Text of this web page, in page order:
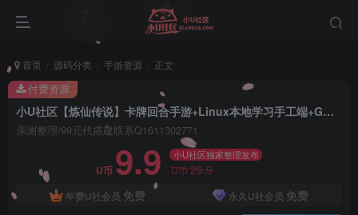
首页 源码分类 手游资源 正文
小U社区【炼仙传说】卡牌回合手游+Linux本地学习手工端+GM授权后台+安卓苹果双端+搭建视频
亲测整理/99元代搭建联系Q1611302771
U币 9.9 小U社区独家整理发布
U币29.9
年费U社会员 免费 永久U社会员 免费
付费资源